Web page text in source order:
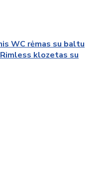
WC rėmas su baltu
klozetas su